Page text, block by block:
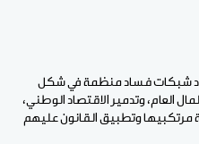
شبكات فساد منظمة في شكل
العام، وتدمير الاقتصاد الوطني،
مرتكبيها وتطبيق القانون عليهم